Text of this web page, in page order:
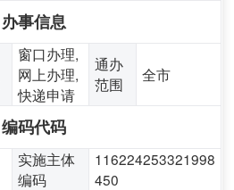
办事信息
窗口办理,
网上办理,
快递申请
通办
范围
全市
编码代码
实施主体
编码
116224253321998
450